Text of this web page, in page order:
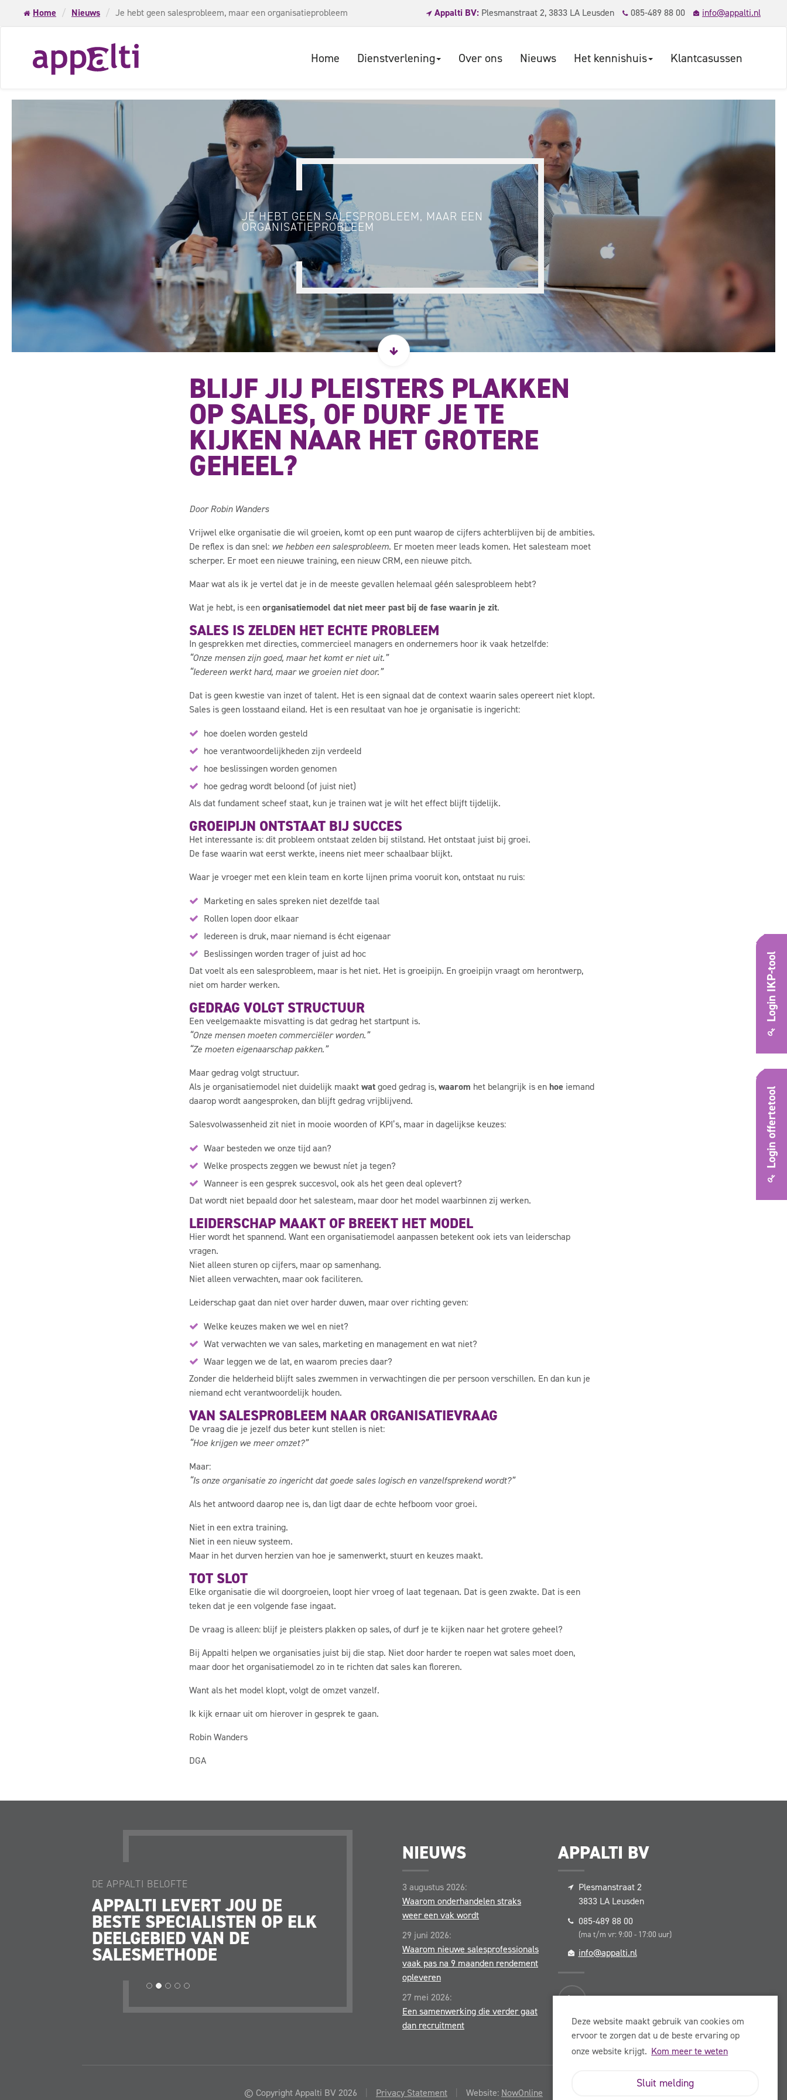
Deze website maakt gebruik van cookies om
ervoor te zorgen dat u de beste ervaring op
onze website krijgt. Kom meer te weten
Sluit melding
Login offertetool
Login IKP-tool
Home Nieuws Je hebt geen salesprobleem, maar een organisatieprobleem Appalti BV: Plesmanstraat 2, 3833 LA Leusden 085-489 88 00 info@appalti.nl
Home Dienstverlening Over ons Nieuws Het kennishuis Klantcasussen
JE HEBT GEEN SALESPROBLEEM, MAAR EEN
ORGANISATIEPROBLEEM
BLIJF JIJ PLEISTERS PLAKKEN
OP SALES, OF DURF JE TE
KIJKEN NAAR HET GROTERE
GEHEEL?
Door Robin Wanders
Vrijwel elke organisatie die wil groeien, komt op een punt waarop de cijfers achterblijven bij de ambities.
De reflex is dan snel: we hebben een salesprobleem. Er moeten meer leads komen. Het salesteam moet
scherper. Er moet een nieuwe training, een nieuw CRM, een nieuwe pitch.
Maar wat als ik je vertel dat je in de meeste gevallen helemaal géén salesprobleem hebt?
Wat je hebt, is eenorganisatiemodel dat niet meer past bij de fase waarin je zit.
SALES IS ZELDEN HET ECHTE PROBLEEM
In gesprekken met directies, commercieel managers en ondernemers hoor ik vaak hetzelfde:
“Onze mensen zijn goed, maar het komt er niet uit.”
“Iedereen werkt hard, maar we groeien niet door.”
Dat is geen kwestie van inzet of talent. Het is een signaal dat de context waarin sales opereert niet klopt.
Sales is geen losstaand eiland. Het is een resultaat van hoe je organisatie is ingericht:
hoe doelen worden gesteld
hoe verantwoordelijkheden zijn verdeeld
hoe beslissingen worden genomen
hoe gedrag wordt beloond (of juist niet)
Als dat fundament scheef staat, kun je trainen wat je wilt het effect blijft tijdelijk.
GROEIPIJN ONTSTAAT BIJ SUCCES
Het interessante is: dit probleem ontstaat zelden bij stilstand. Het ontstaat juist bij groei.
De fase waarin wat eerst werkte, ineens niet meer schaalbaar blijkt.
Waar je vroeger met een klein team en korte lijnen prima vooruit kon, ontstaat nu ruis:
Marketing en sales spreken niet dezelfde taal
Rollen lopen door elkaar
Iedereen is druk, maar niemand is écht eigenaar
Beslissingen worden trager of juist ad hoc
Dat voelt als een salesprobleem, maar is het niet. Het is groeipijn. En groeipijn vraagt om herontwerp,
niet om harder werken.
GEDRAG VOLGT STRUCTUUR
Een veelgemaakte misvatting is dat gedrag het startpunt is.
“Onze mensen moeten commerciëler worden.”
“Ze moeten eigenaarschap pakken.”
Maar gedrag volgt structuur.
Als je organisatiemodel niet duidelijk maaktwatgoed gedrag is,waarom het belangrijk is enhoe iemand
daarop wordt aangesproken, dan blijft gedrag vrijblijvend.
Salesvolwassenheid zit niet in mooie woorden of KPI’s, maar in dagelijkse keuzes:
Waar besteden we onze tijd aan?
Welke prospects zeggen we bewust níet ja tegen?
Wanneer is een gesprek succesvol, ook als het geen deal oplevert?
Dat wordt niet bepaald door het salesteam, maar door het model waarbinnen zij werken.
LEIDERSCHAP MAAKT OF BREEKT HET MODEL
Hier wordt het spannend. Want een organisatiemodel aanpassen betekent ook iets van leiderschap
vragen.
Niet alleen sturen op cijfers, maar op samenhang.
Niet alleen verwachten, maar ook faciliteren.
Leiderschap gaat dan niet over harder duwen, maar over richting geven:
Welke keuzes maken we wel en niet?
Wat verwachten we van sales, marketing en management en wat niet?
Waar leggen we de lat, en waarom precies daar?
Zonder die helderheid blijft sales zwemmen in verwachtingen die per persoon verschillen. En dan kun je
niemand echt verantwoordelijk houden.
VAN SALESPROBLEEM NAAR ORGANISATIEVRAAG
De vraag die je jezelf dus beter kunt stellen is niet:
“Hoe krijgen we meer omzet?”
Maar:
“Is onze organisatie zo ingericht dat goede sales logisch en vanzelfsprekend wordt?”
Als het antwoord daarop nee is, dan ligt daar de echte hefboom voor groei.
Niet in een extra training.
Niet in een nieuw systeem.
Maar in het durven herzien van hoe je samenwerkt, stuurt en keuzes maakt.
TOT SLOT
Elke organisatie die wil doorgroeien, loopt hier vroeg of laat tegenaan. Dat is geen zwakte. Dat is een
teken dat je een volgende fase ingaat.
De vraag is alleen: blijf je pleisters plakken op sales, of durf je te kijken naar het grotere geheel?
Bij Appalti helpen we organisaties juist bij die stap. Niet door harder te roepen wat sales moet doen,
maar door het organisatiemodel zo in te richten dat sales kan floreren.
Want als het model klopt, volgt de omzet vanzelf.
Ik kijk ernaar uit om hierover in gesprek te gaan.
Robin Wanders
DGA
DE APPALTI BELOFTE
APPALTI LEVERT JOU DE
BESTE SPECIALISTEN OP ELK
DEELGEBIED VAN DE
SALESMETHODE
DE APPALTI BELOFTE
JE KRIJGT EEN PARTNER DIE
JE ONDERSTEUNT OP
STRATEGISCHE, TACTISCH EN
OPERATIONELE NIVEAU
DE APPALTI BELOFTE
SAMEN WERKEN WE
NAAR EEN CONVERSIE
70 TOT 90% EN EEN
MARGEVERHOGING
NIEUWS
3 augustus 2026:
Waarom onderhandelen straks
weer een vak wordt
29 juni 2026:
Waarom nieuwe salesprofessionals
vaak pas na 9 maanden rendement
opleveren
27 mei 2026:
Een samenwerking die verder gaat
dan recruitment
APPALTI BV
Plesmanstraat 2
3833 LA Leusden
085-489 88 00
(ma t/m vr: 9:00 - 17:00 uur)
info@appalti.nl
© Copyright Appalti BV 2026 Privacy Statement Website: NowOnline